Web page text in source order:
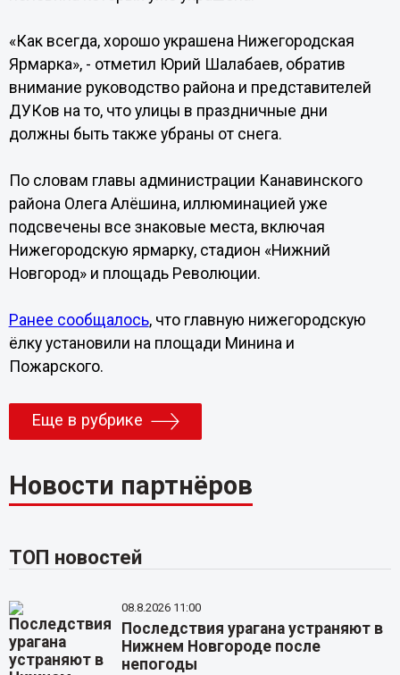
«Как всегда, хорошо украшена Нижегородская
Ярмарка», - отметил Юрий Шалабаев, обратив
внимание руководство района и представителей
ДУКов на то, что улицы в праздничные дни
должны быть также убраны от снега.
По словам главы администрации Канавинского
района Олега Алёшина, иллюминацией уже
подсвечены все знаковые места, включая
Нижегородскую ярмарку, стадион «Нижний
Новгород» и площадь Революции.
Ранее сообщалось, что главную нижегородскую
ёлку установили на площади Минина и
Пожарского.
Еще в рубрике
Новости партнёров
ТОП новостей
08.8.2026 11:00
Последствия урагана устраняют в
Нижнем Новгороде после
непогоды